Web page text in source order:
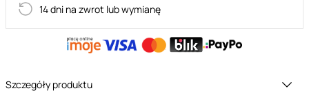
14 dni na zwrot lub wymianę
Szczegóły produktu